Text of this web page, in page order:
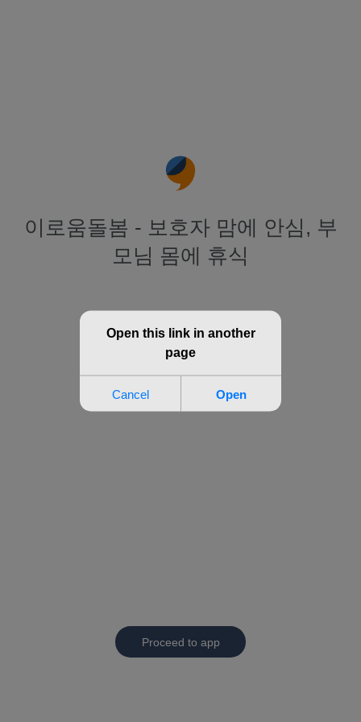
이로움돌봄 - 보호자 맘에 안심, 부
모님 몸에 휴식
Proceed to app